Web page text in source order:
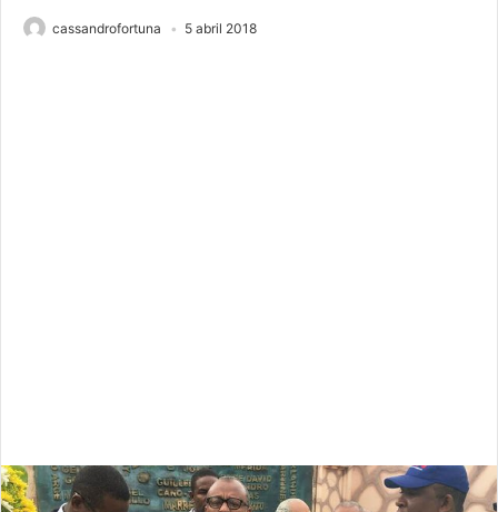
cassandrofortuna 5 abril 2018